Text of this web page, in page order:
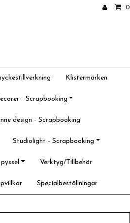
0
Klistermärken
- Scrapbooking
design - Scrapbooking
Studiolight - Scrapbooking
Verktyg/Tillbehör
Specialbeställningar